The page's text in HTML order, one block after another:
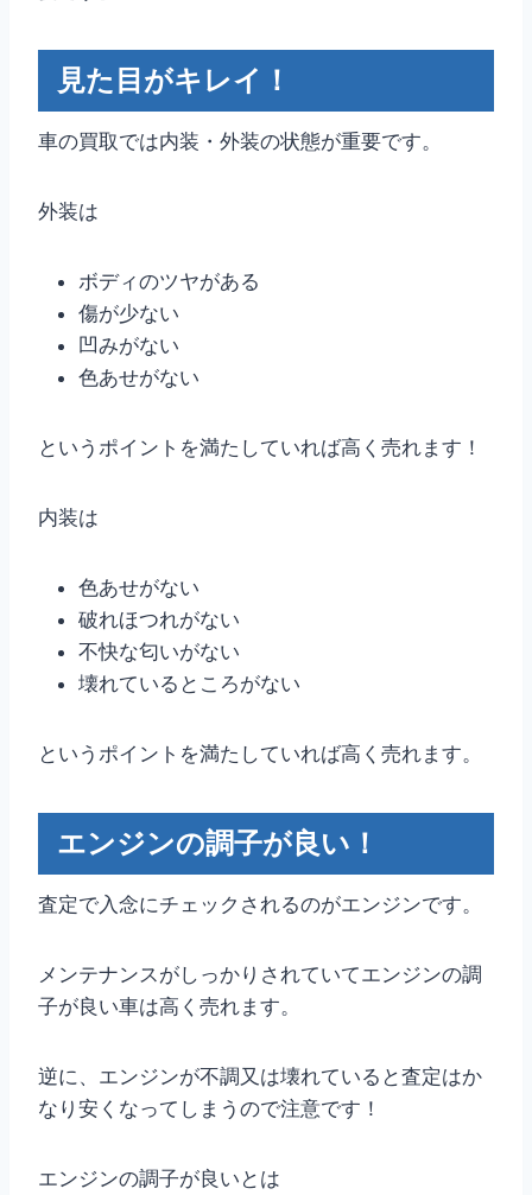
見た目がキレイ！
車の買取では内装・外装の状態が重要です。
外装は
ボディのツヤがある
傷が少ない
凹みがない
色あせがない
というポイントを満たしていれば高く売れます！
内装は
色あせがない
破れほつれがない
不快な匂いがない
壊れているところがない
というポイントを満たしていれば高く売れます。
エンジンの調子が良い！
査定で入念にチェックされるのがエンジンです。
メンテナンスがしっかりされていてエンジンの調
子が良い車は高く売れます。
逆に、エンジンが不調又は壊れていると査定はか
なり安くなってしまうので注意です！
エンジンの調子が良いとは